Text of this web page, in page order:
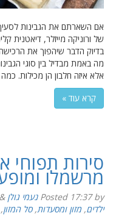
אם השארתם את הגבינות
בדיוק הדבר שיהפוך את הרכישה
מה באמת מבדיל בין סוגי
אלא איזה חלבון הן מכילות.
קרא עוד »
סירות תפוחי
מרשמלו
Posted 17:37by נעמי גולן &
ילדים, מזון ומסעדות,סל המזון